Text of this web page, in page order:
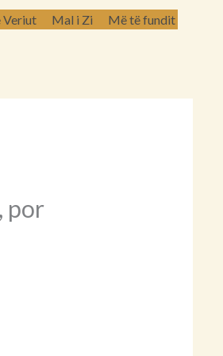
Veriut Mal i Zi Më të fundit
por